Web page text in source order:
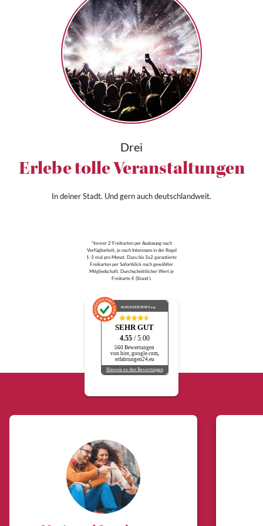
Drei
Erlebe tolle Veranstaltungen
In deiner Stadt. Und gern auch deutschlandweit.
*Immer 2 Freikarten per Auslosung nach
Verfügbarkeit, je nach Interessen in der Regel
1-3 mal pro Monat. Dazu bis 3x2 garantierte
Freikarten per Sofortklick nach gewählter
Mitgliedschaft. Durchschnittlicher Wert je
Freikarte € (Stand ).
AUSGEZEICHNET.org
SEHR GUT
4.55 / 5.00
560 Bewertungen
von hier, google.com,
erfahrungen24.eu
Hinweis zu den Bewertungen